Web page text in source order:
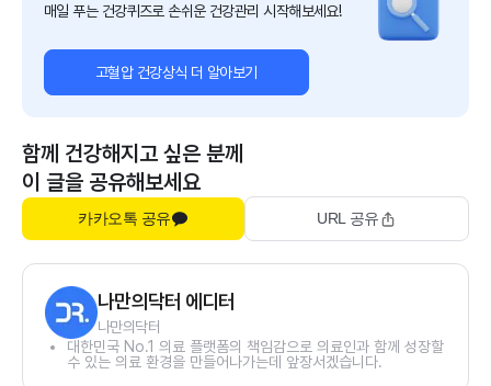
매일 푸는 건강퀴즈로 손쉬운 건강관리 시작해보세요!
고혈압 건강상식 더 알아보기
함께 건강해지고 싶은 분께
이 글을 공유해보세요
카카오톡 공유 URL 공유
나만의닥터 에디터
나만의닥터
대한민국 No.1 의료 플랫폼의 책임감으로 의료인과 함께 성장할
수 있는 의료 환경을 만들어나가는데 앞장서겠습니다.